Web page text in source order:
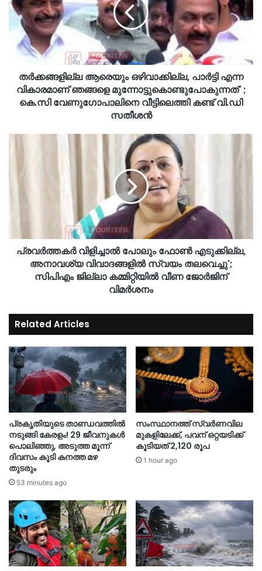
തർക്കങ്ങളില്ല ആരെയും ഒഴിവാക്കില്ല, പാർട്ടി എന്ന
വികാരമാണ് ഞങ്ങളെ മുന്നോട്ടുകൊണ്ടുപോകുന്നത്' ;
കെ.സി വേണുഗോപാലിനെ വീട്ടിലെത്തി കണ്ട് വി.ഡി
സതീശൻ
പ്രവർത്തകർ വിളിച്ചാൽ പോലും ഫോൺ എടുക്കില്ല,
അനാവശ്യ വിവാദങ്ങളിൽ സ്വയം തലവെച്ചു';
സിപിഎം ജില്ലാ കമ്മിറ്റിയിൽ വീണ ജോർജിന്
വിമർശനം
Related Articles
പ്രകൃതിയുടെ താണ്ഡവത്തിൽ
നടുങ്ങി കേരളം! 29 ജീവനുകൾ
പൊലിഞ്ഞു, അടുത്ത മൂന്ന്
ദിവസം കൂടി കനത്ത മഴ
തുടരും
53 minutes ago
സംസ്ഥാനത്ത് സ്വർണവില
മുകളിലേക്ക്, പവന് ഒറ്റയടിക്ക്
കൂടിയത് 2,120 രൂപ
1 hour ago